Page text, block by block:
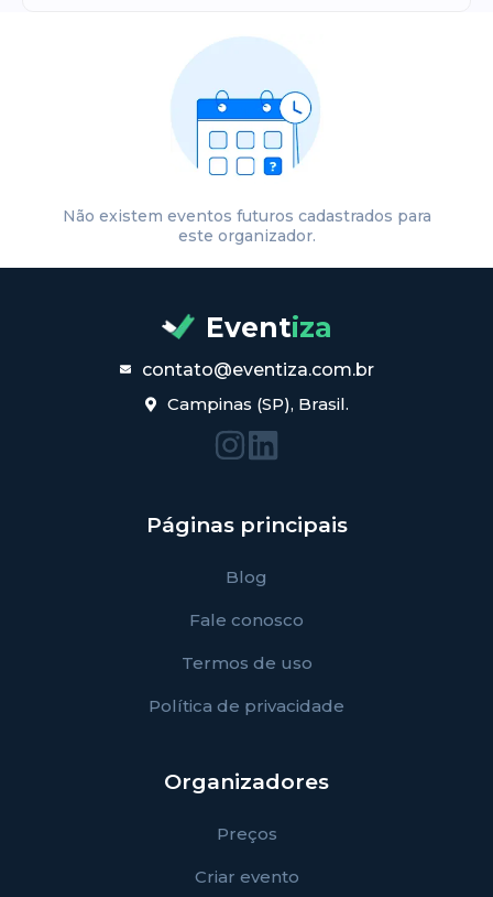
Não existem eventos futuros cadastrados para
este organizador.
Eventiza
contato@eventiza.com.br
Campinas (SP), Brasil.
Páginas principais
Blog
Fale conosco
Termos de uso
Política de privacidade
Organizadores
Preços
Criar evento